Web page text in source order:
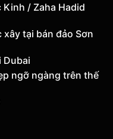
Kinh / Zaha Hadid
tại bán đảo Sơn
Dubai
ngỡ ngàng trên thế